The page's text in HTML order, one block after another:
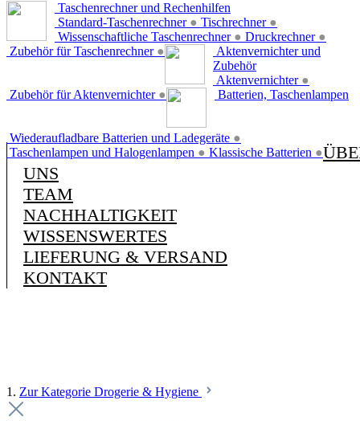
Taschenrechner und Rechenhilfen
Standard-Taschenrechner ● Tischrechner ●
Wissenschaftliche Taschenrechner ● Druckrechner ●
Zubehör für Taschenrechner ●
Aktenvernichter und
Zubehör
Aktenvernichter ●
Zubehör für Aktenvernichter ● Batterien, Taschenlampen
Wiederaufladbare Batterien und Ladegeräte ●
Taschenlampen und Halogenlampen ● Klassische Batterien ●
UNS
TEAM
NACHHALTIGKEIT
WISSENSWERTES
LIEFERUNG & VERSAND
KONTAKT
1. Zur Kategorie Drogerie & Hygiene